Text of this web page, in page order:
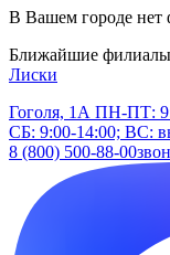
В Вашем городе нет
Ближайшие филиалы
Лиски
Гоголя, 1А ПН-ПТ:
СБ: 9:00-14:00; ВС:
8 (800) 500-88-00